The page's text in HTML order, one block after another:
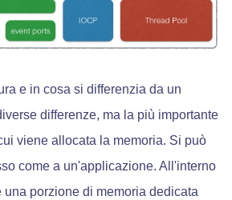
e in cosa si differenzia da un
differenze, ma la più importante
viene allocata la memoria. Si può
come a un'applicazione. All'interno
porzione di memoria dedicata